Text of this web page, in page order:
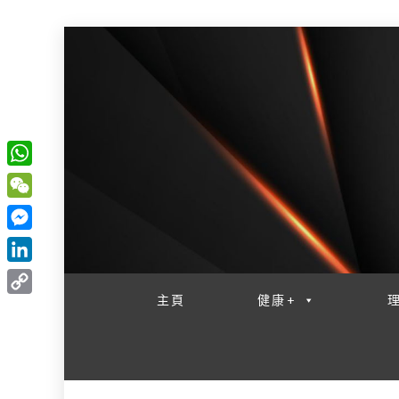
主頁 健康+
W
h
a
t
s
W
e
C
h
M
e
s
L
i